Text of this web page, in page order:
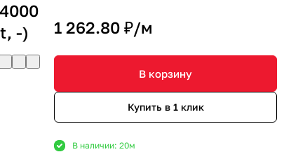
-)
1 262.80 ₽/м
В корзину
Купить в 1 клик
В наличии: 20м